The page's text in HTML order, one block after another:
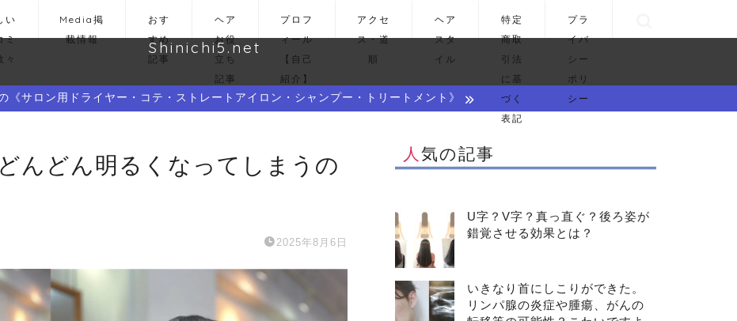
い
ミ
々
Media掲
載情報
おす
すめ
記事
ヘア
お役
立ち
記事
プロフ
ィール
【自己
紹介】
アクセ
ス・道
順
ヘア
スタ
イル
特定
商取
引法
に基
づく
表記
プラ
イバ
シー
ポリ
シー
Shinichi5.net
《サロン用ドライヤー・コテ・ストレートアイロン・シャンプー・トリートメント》
んどん明るくなってしまうの
2025年8月6日
人気の記事
U字？V字？真っ直ぐ？後ろ姿が
錯覚させる効果とは？
いきなり首にしこりができた。
リンパ腺の炎症や腫瘍、がんの